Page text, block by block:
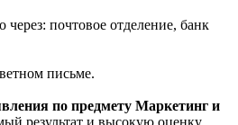
почтовое отделение, банк
письме.
по предмету Маркетинг и